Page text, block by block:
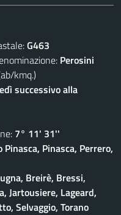
G463
Perosini
kmq.)
successivo alla
7° 11' 31''
Pinasca, Perrero,
Breirè, Bressi,
Jartousiere, Lageard,
Selvaggio, Torano